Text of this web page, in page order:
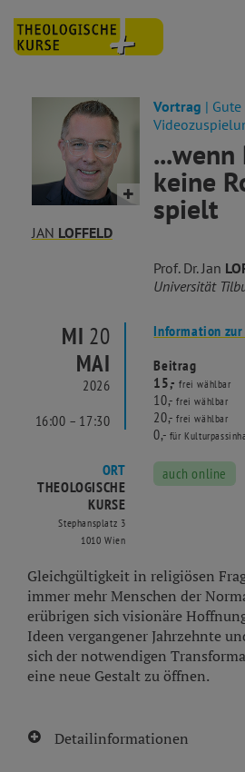
JAN LOFFELD
Vortrag |
keine
spielt
Prof. Dr. Jan
Universität
MI 20
MAI
2026
16:00 – 17:30
Information zur
Beitrag
15,- frei wählbar
10,-frei wählbar
20,-frei wählbar
0,- für
ORT
THEOLOGISCHE
KURSE
Stephansplatz 3
1010 Wien
auch online
Gleichgültigkeit in religiösen
immer mehr Menschen der
erübrigen sich visionäre
Ideen vergangener Jahrzehnte
sich der notwendigen
eine neue Gestalt zu öffnen.
Detailinformationen